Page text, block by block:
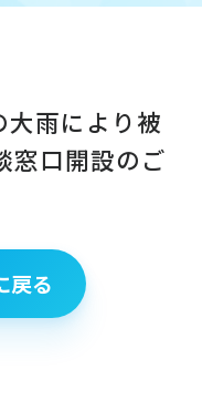
雨により被
窓口開設のご
戻る